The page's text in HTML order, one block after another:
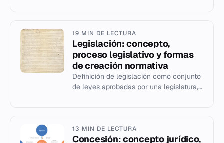
19 MIN DE LECTURA
Legislación: concepto,
proceso legislativo y formas
de creación normativa
Definición de legislación como conjunto
de leyes aprobadas por una legislatura,
13 MIN DE LECTURA
Concesión: concepto jurídico,